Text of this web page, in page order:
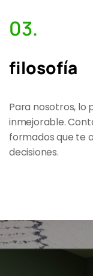
03.
filosofía
Para nosotros,
inmejorable.
formados que te
decisiones.